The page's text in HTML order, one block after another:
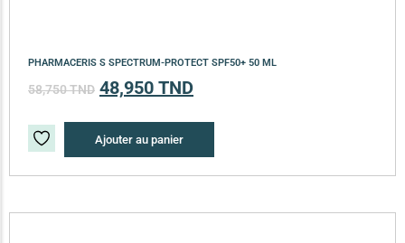
PHARMACERIS S SPECTRUM-PROTECT SPF50+ 50 ML
58,750TND 48,950 TND
Ajouter au panier